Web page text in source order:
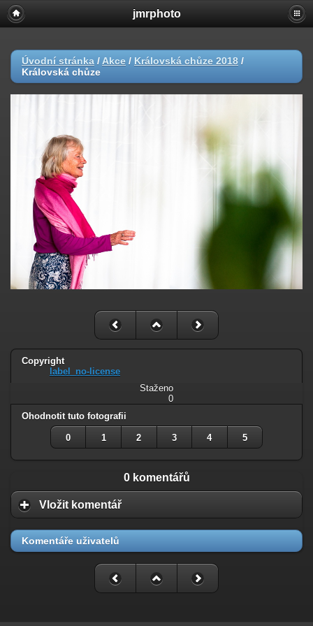
jmrphoto
Úvodní stránka / Akce / Královská chůze 2018 /
Královská chůze
Copyright
label_no-license
Staženo
0
Ohodnotit tuto fotografii
0 1 2 3 4 5
0 komentářů
Vložit komentář
Komentáře uživatelů